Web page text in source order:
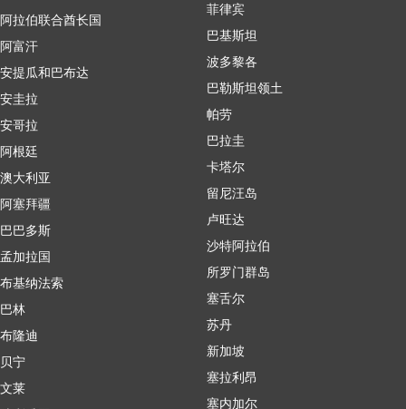
阿拉伯联合酋长国
阿富汗
安提瓜和巴布达
安圭拉
安哥拉
阿根廷
澳大利亚
阿塞拜疆
巴巴多斯
孟加拉国
布基纳法索
巴林
布隆迪
贝宁
文莱
菲律宾
巴基斯坦
波多黎各
巴勒斯坦领土
帕劳
巴拉圭
卡塔尔
留尼汪岛
卢旺达
沙特阿拉伯
所罗门群岛
塞舌尔
苏丹
新加坡
塞拉利昂
塞内加尔